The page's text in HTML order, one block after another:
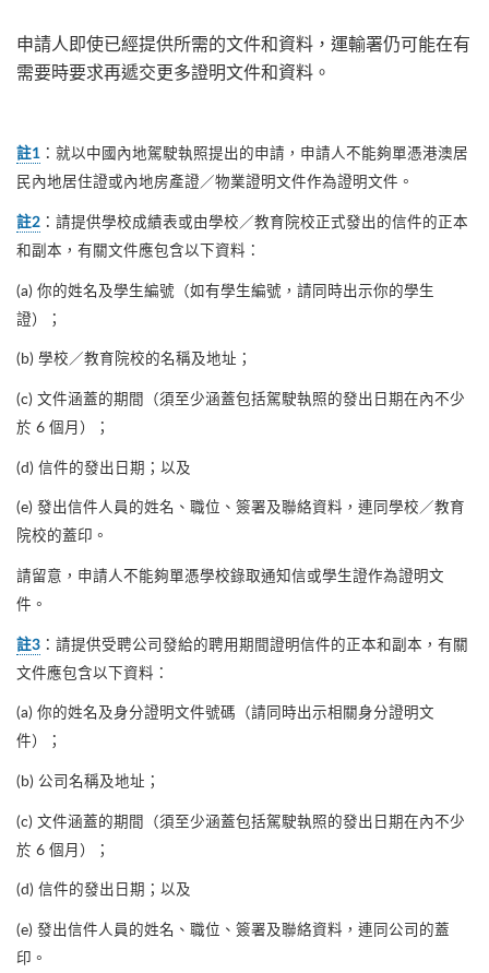
申請人即使已經提供所需的文件和資料，運輸署仍可能在有
需要時要求再遞交更多證明文件和資料。
註1 ：就以中國內地駕駛執照提出的申請，申請人不能夠單憑港澳居
民內地居住證或內地房產證／物業證明文件作為證明文件。
註2 ：請提供學校成績表或由學校／教育院校正式發出的信件的正本
和副本，有關文件應包含以下資料：
(a) 你的姓名及學生編號（如有學生編號，請同時出示你的學生
證）；
(b) 學校／教育院校的名稱及地址；
(c) 文件涵蓋的期間（須至少涵蓋包括駕駛執照的發出日期在內不少
於 6 個月）；
(d) 信件的發出日期；以及
(e) 發出信件人員的姓名、職位、簽署及聯絡資料，連同學校／教育
院校的蓋印。
請留意，申請人不能夠單憑學校錄取通知信或學生證作為證明文
件。
註3 ：請提供受聘公司發給的聘用期間證明信件的正本和副本，有關
文件應包含以下資料：
(a) 你的姓名及身分證明文件號碼（請同時出示相關身分證明文
件）；
(b) 公司名稱及地址；
(c) 文件涵蓋的期間（須至少涵蓋包括駕駛執照的發出日期在內不少
於 6 個月）；
(d) 信件的發出日期；以及
(e) 發出信件人員的姓名、職位、簽署及聯絡資料，連同公司的蓋
印。